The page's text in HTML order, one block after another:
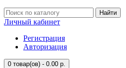
Найти
Личный кабинет
Регистрация
Авторизация
0 товар(ов) - 0.00 р.